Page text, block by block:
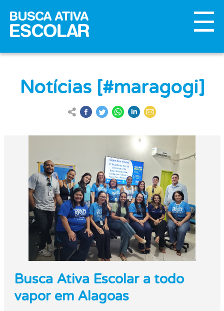
Notícias [#maragogi]
Busca Ativa Escolar a todo
vapor em Alagoas